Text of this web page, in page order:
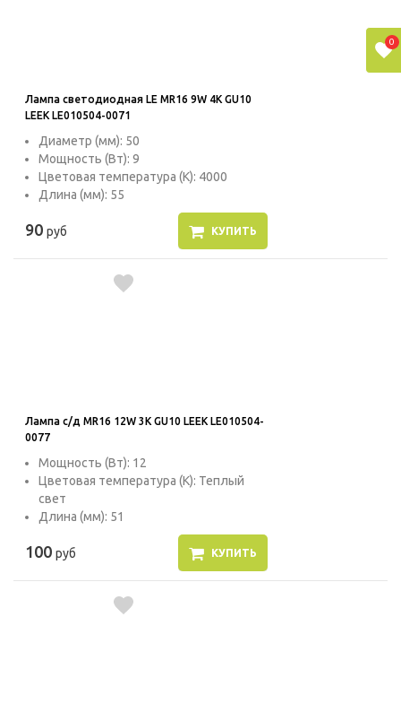
Лампа светодиодная LE MR16 9W 4K GU10
LEEK LE010504-0071
Диаметр (мм): 50
Мощность (Вт): 9
Цветовая температура (К): 4000
Длина (мм): 55
90 руб КУПИТЬ
Лампа с/д MR16 12W 3K GU10 LEEK LE010504-
0077
Мощность (Вт): 12
Цветовая температура (К): Теплый
свет
Длина (мм): 51
100 руб КУПИТЬ
0